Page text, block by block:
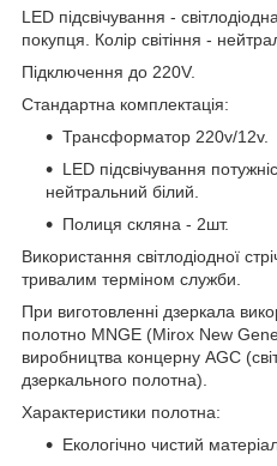
LED підсвічування -
покупця. Колір світіння -
Підключення до 220V.
Стандартна комплектація:
Трансформатор 220v/12v.
LED підсвічування
нейтральний білий.
Полиця скляна - 2шт.
Використання світлодіодної
тривалим терміном служби.
При виготовленні дзеркала
полотно MNGE (Mirox New
виробництва концерну AGС
дзеркального полотна).
Характеристики полотна:
Екологічно чистий